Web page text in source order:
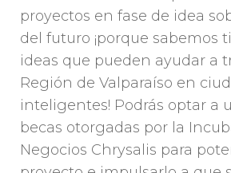
proyectos en fase de idea
del futuro ¡porque sabemos
ideas que pueden ayudar a
Región de Valparaíso en
inteligentes! Podrás optar a
becas otorgadas por la
Negocios Chrysalis para